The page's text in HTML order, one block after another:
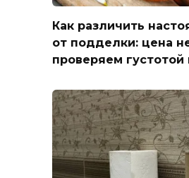
Как различить
от подделки: цена
проверяем густотой